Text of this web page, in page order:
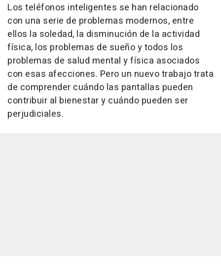
Los teléfonos inteligentes se han relacionado
con una serie de problemas modernos, entre
ellos la soledad, la disminución de la actividad
física, los problemas de sueño y todos los
problemas de salud mental y física asociados
con esas afecciones. Pero un nuevo trabajo trata
de comprender cuándo las pantallas pueden
contribuir al bienestar y cuándo pueden ser
perjudiciales.